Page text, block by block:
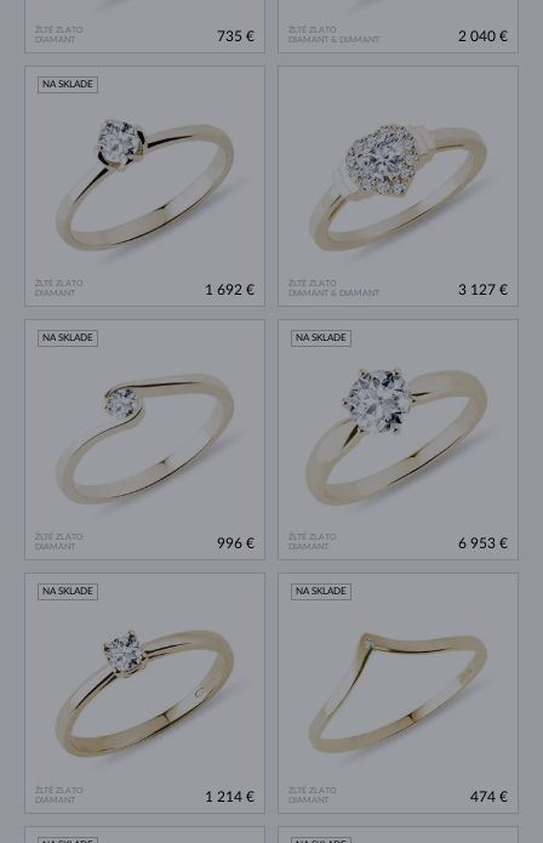
ŽLTÉ ZLATO
DIAMANT
735 €
ŽLTÉ ZLATO
DIAMANT & DIAMANT
2 040 €
ŽLTÉ ZLATO
DIAMANT
NA SKLADE
1 692 €
ŽLTÉ ZLATO
DIAMANT & DIAMANT
3 127 €
ŽLTÉ ZLATO
DIAMANT
NA SKLADE
996 €
ŽLTÉ ZLATO
DIAMANT
NA SKLADE
6 953 €
ŽLTÉ ZLATO
DIAMANT
NA SKLADE
1 214 €
ŽLTÉ ZLATO
DIAMANT
NA SKLADE
474 €